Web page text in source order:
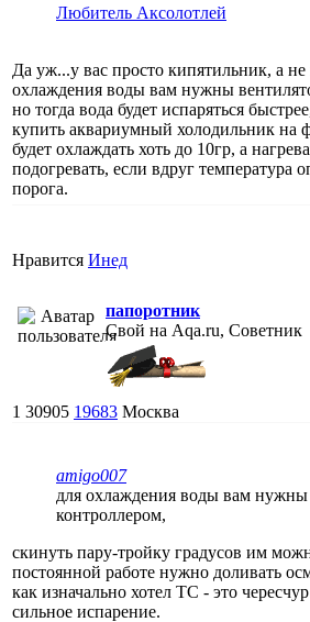
Любитель Аксолотлей
Да уж...у вас просто кипятильник, а
охлаждения воды вам нужны
но тогда вода будет испаряться
купить аквариумный холодильник на
будет охлаждать хоть до 10гр, а
подогревать, если вдруг температура
порога.
Нравится Инед
папоротник
Свой на Aqa.ru, Советник
1 30905 19683 Москва
amigo007
для охлаждения воды вам нужны
контроллером,
скинуть пару-тройку градусов им
постоянной работе нужно доливать
как изначально хотел ТС - это чересчур
сильное испарение.